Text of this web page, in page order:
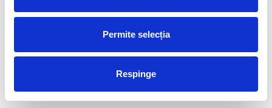
Permite selecția
Respinge